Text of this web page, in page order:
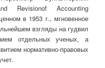
Revisionof Accounting
в 1953 г., мгновенное
взгляды на гудвил
отдельных ученых, а
нормативно-правовых